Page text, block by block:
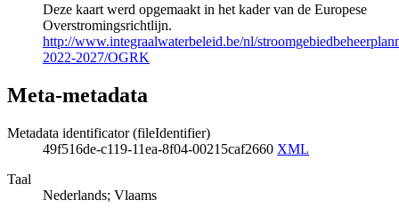
Deze kaart werd opgemaakt in het kader van de Europese
Overstromingsrichtlijn.
http://www.integraalwaterbeleid.be/nl/
2022-2027/OGRK
Meta-metadata
Metadata identificator (fileIdentifier)
49f516de-c119-11ea-8f04-00215caf2660 XML
Taal
Nederlands; Vlaams